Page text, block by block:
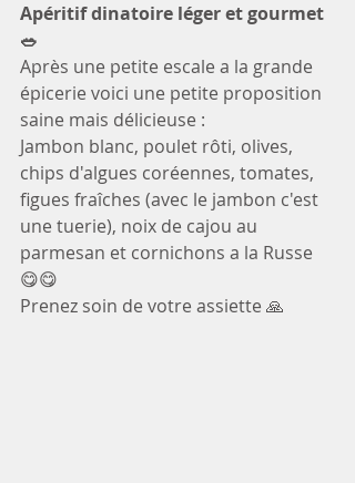
Apéritif dinatoire léger et gourmet
🥗
Après une petite escale a la grande
épicerie voici une petite proposition
saine mais délicieuse :
Jambon blanc, poulet rôti, olives,
chips d'algues coréennes, tomates,
figues fraîches (avec le jambon c'est
une tuerie), noix de cajou au
parmesan et cornichons a la Russe
😋😋
Prenez soin de votre assiette 🙏